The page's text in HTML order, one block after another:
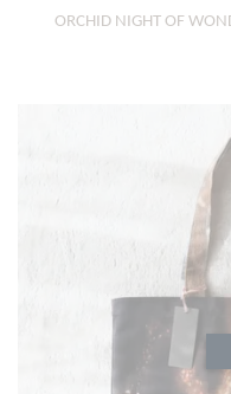
ORCHID NIGHT OF